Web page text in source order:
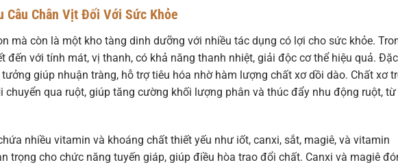
Câu Chân Vịt Đối Với Sức Khỏe
mà còn là một kho tàng dinh dưỡng với nhiều tác dụng có lợi cho sức khỏe.
đến với tính mát, vị thanh, có khả năng thanh nhiệt, giải độc cơ thể hiệu quả. Đặc
giúp nhuận tràng, hỗ trợ tiêu hóa nhờ hàm lượng chất xơ dồi dào. Chất xơ
chuyển qua ruột, giúp tăng cường khối lượng phân và thúc đẩy nhu động ruột,
nhiều vitamin và khoáng chất thiết yếu như iốt, canxi, sắt, magiê, và vitamin
trọng cho chức năng tuyến giáp, giúp điều hòa trao đổi chất. Canxi và magiê